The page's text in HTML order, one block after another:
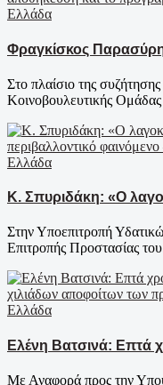
Ελλάδα
Φραγκίσκος
Στο πλαίσιο της
Κοινοβουλευτικής
Ελλάδα
Κ. Σπυριδάκη: «Ο
Στην Υποεπιτροπή
Επιτροπής Προστασίας
Ελλάδα
Ελένη Βατσινά: Επτά
Με Αναφορά προς την